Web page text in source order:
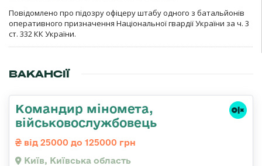
Повідомлено про підозру офіцеру штабу одного з батальйонів
оперативного призначення Національної гвардії України за ч. 3
ст. 332 КК України.
ВАКАНСІЇ
Командиp міномета,
військовослужбовець
від 25000 до 125000 грн
Київ, Київська область